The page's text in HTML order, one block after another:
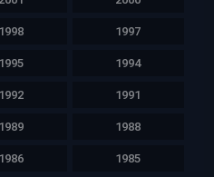
1998 1997
1995 1994
1992 1991
1989 1988
1986 1985